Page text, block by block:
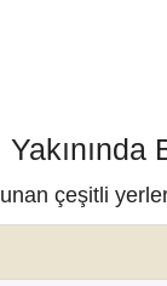
çeşitli